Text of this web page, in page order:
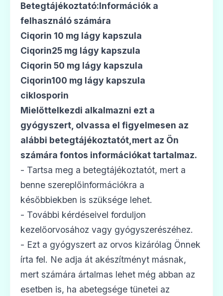
🛡️
Sandimmun Neoral 100 mg lágy kapszula
Ár: —
🛡️
Sandimmun Neoral 100 mg/ml belsőleges
oldat
Ár: —
ADATLAP
🛡️
Betegtájékoztató:Információk a
felhasználó számára
Ciqorin 10 mg lágy kapszula
Ciqorin25 mg lágy kapszula
Ciqorin 50 mg lágy kapszula
Ciqorin100 mg lágy kapszula
ciklosporin
Mielőttelkezdi alkalmazni ezt a
gyógyszert, olvassa el figyelmesen az
alábbi betegtájékoztatót,mert az Ön
számára fontos információkat tartalmaz.
- Tartsa meg a betegtájékoztatót, mert a
benne szereplőinformációkra a
későbbiekben is szüksége lehet.
- További kérdéseivel forduljon
kezelőorvosához vagy gyógyszerészéhez.
- Ezt a gyógyszert az orvos kizárólag Önnek
írta fel. Ne adja át akészítményt másnak,
mert számára ártalmas lehet még abban az
esetben is, ha abetegsége tünetei az